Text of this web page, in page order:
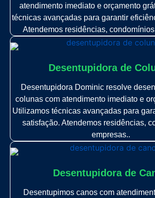
atendimento imediato e orçamento
técnicas avançadas para garantir
Atendemos residências,
Desentupidora de
Desentupidora Dominic resolve
colunas com atendimento imediato e
Utilizamos técnicas avançadas para
satisfação. Atendemos residências,
empresas..
Desentupidora de
Desentupimos canos com